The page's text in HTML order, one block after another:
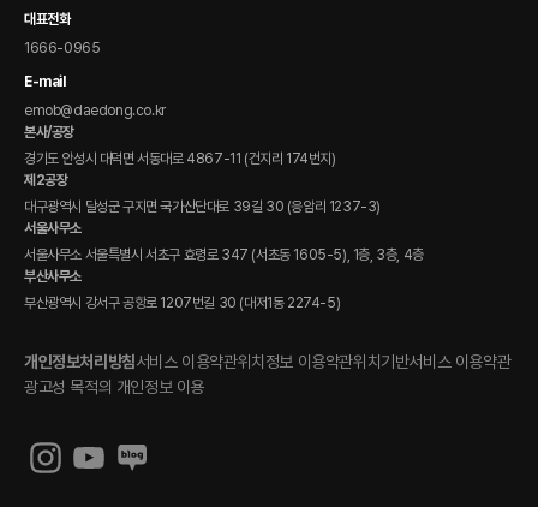
개인정보처리방침서비스 이용약관위치정보 이용약관위치기반서비스 이용약관
광고성 목적의 개인정보 이용
대표전화
1666-0965
E-mail
emob@daedong.co.kr
본사/공장
경기도 안성시 대덕면 서동대로 4867-11 (건지리 174번지)
제2공장
대구광역시 달성군 구지면 국가산단대로 39길 30 (응암리 1237-3)
서울사무소
서울사무소 서울특별시 서초구 효령로 347 (서초동 1605-5), 1층, 3층, 4층
부산사무소
부산광역시 강서구 공항로 1207번길 30 (대저1동 2274-5)